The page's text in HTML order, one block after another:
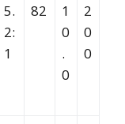
5.
2:
1
82
1
0
.
0
2
0
0